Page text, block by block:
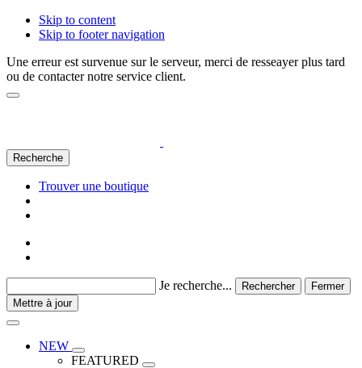
Skip to content
Skip to footer navigation
Une erreur est survenue sur le serveur, merci de resseayer plus tard
ou de contacter notre service client.
Recherche
Trouver une boutique
Je recherche... Rechercher
Fermer
Mettre à jour
NEW
FEATURED